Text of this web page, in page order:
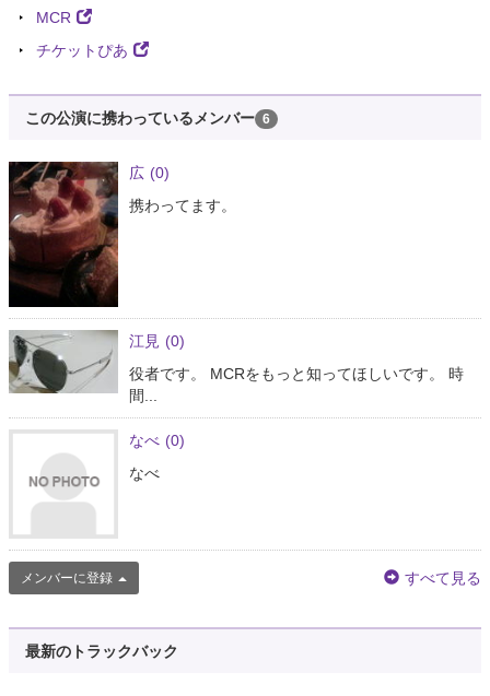
MCR
チケットぴあ
この公演に携わっているメンバー 6
広 (0)
携わってます。
江見 (0)
役者です。 MCRをもっと知ってほしいです。 時
間...
なべ (0)
なべ
メンバーに登録 すべて見る
最新のトラックバック